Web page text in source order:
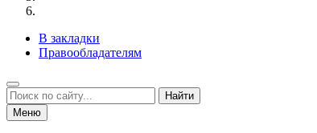
В закладки
Правообладателям
Найти
Меню